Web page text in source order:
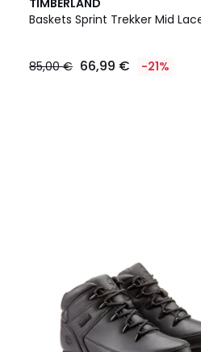
TIMBERLAND
Baskets Sprint Trekker Mid
85,00 € 66,99 € -21%